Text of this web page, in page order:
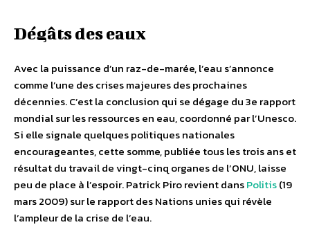
Dégâts des eaux
Avec la puissance d’un raz-de-marée, l’eau s’annonce
comme l’une des crises majeures des prochaines
décennies. C’est la conclusion qui se dégage du 3e rapport
mondial sur les ressources en eau, coordonné par l’Unesco.
Si elle signale quelques politiques nationales
encourageantes, cette somme, publiée tous les trois ans et
résultat du travail de vingt-cinq organes de l’ONU, laisse
peu de place à l’espoir. Patrick Piro revient dansPolitis(19
mars 2009) sur le rapport des Nations unies qui révèle
l’ampleur de la crise de l’eau.